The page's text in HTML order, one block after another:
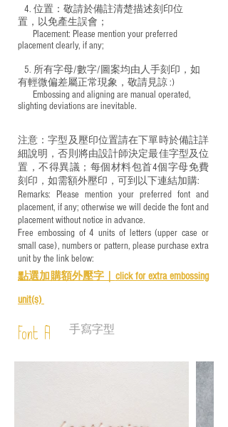
4. 位置：敬請於備註清楚描述刻印位
置，以免產生誤會；
​ Placement: Please mention your preferred
placement clearly, if any;
5. 所有字母/數字/圖案均由人手刻印，如
有輕微偏差屬正常現象，敬請見諒 :)
​ Embossing and aligning are manual operated,
slighting deviations are inevitable.
注意：字型及壓印位置請在下單時於備註詳
細說明，否則將由設計師決定最佳字型及位
置，不得異議；每個材料包首4個字母免費
刻印，如需額外壓印，可到以下連結加購:
Remarks: Please mention your preferred font and
placement, if any; otherwise we will decide the font and
placement without notice in advance.
Free embossing of 4 units of letters (upper case or
small case), numbers or pattern, please purchase extra
unit by the link below:
點選加購額外壓字｜ click for extra embossing
unit(s)
Font A 手寫字型